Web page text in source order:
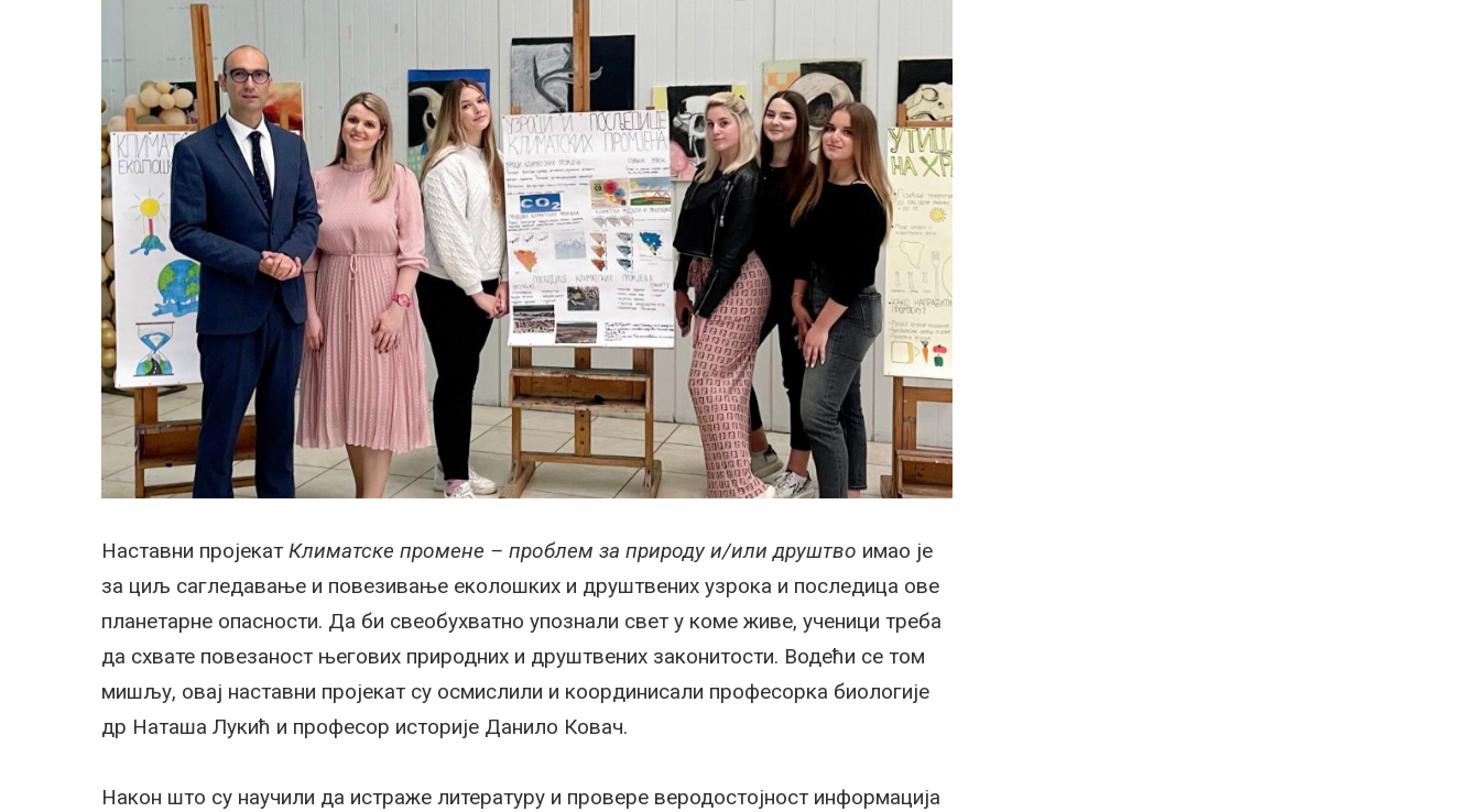
Наставни пројекат Климатске промене – проблем за природу и/или друштво имао је
за циљ сагледавање и повезивање еколошких и друштвених узрока и последица ове
планетарне опасности. Да би свеобухватно упознали свет у коме живе, ученици треба
да схвате повезаност његових природних и друштвених законитости. Водећи се том
мишљу, овај наставни пројекат су осмислили и координисали професорка биологије
др Наташа Лукић и професор историје Данило Ковач.
Након што су научили да истраже литературу и провере веродостојност информација